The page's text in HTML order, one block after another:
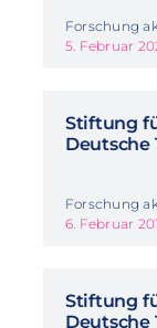
Forschung
5. Februar
Stiftung
Deutsche
Forschung
6. Februar
Stiftung
Deutsche